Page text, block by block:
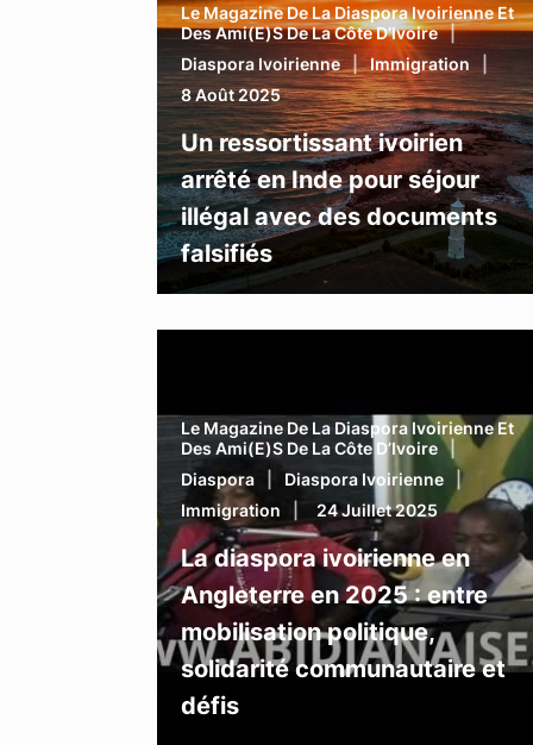
Le Magazine De La Diaspora Ivoirienne Et
Des Ami(e)s De La Côte D’Ivoire
Diaspora Ivoirienne
Immigration
8 Août 2025
Un ressortissant ivoirien
arrêté en Inde pour séjour
illégal avec des documents
falsifiés
Le Magazine De La Diaspora Ivoirienne Et
Des Ami(e)s De La Côte D’Ivoire
Diaspora
Diaspora Ivoirienne
Immigration
24 Juillet 2025
La diaspora ivoirienne en
Angleterre en 2025 : entre
mobilisation politique,
solidarité communautaire et
défis